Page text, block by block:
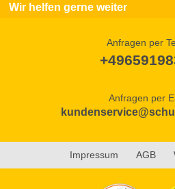
Wir helfen gerne weiter
Anfragen per
Anfragen per
Impressum AGB